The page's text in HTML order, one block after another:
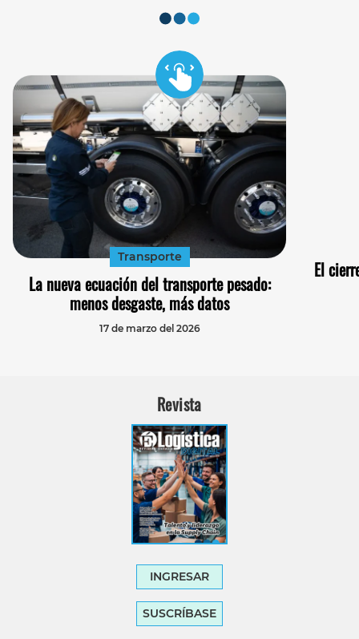
Transporte
La nueva ecuación del transporte pesado:
menos desgaste, más datos
17 de marzo del 2026
El
Revista
INGRESAR
SUSCRÍBASE